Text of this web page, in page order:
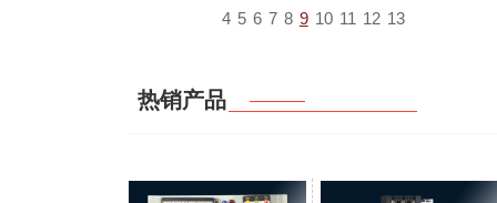
4 5 6 7 8 9 10 11 12 13
热销产品